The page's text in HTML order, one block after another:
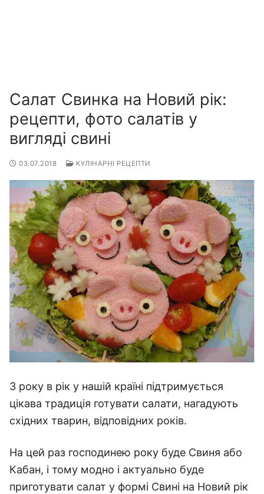
Салат Свинка на Новий рік:
рецепти, фото салатів у
вигляді свині
03.07.2018 КУЛІНАРНІ РЕЦЕПТИ
З року в рік у нашій країні підтримується
цікава традиція готувати салати, нагадують
східних тварин, відповідних років.
На цей раз господинею року буде Свиня або
Кабан, і тому модно і актуально буде
приготувати салат у формі Свині на Новий рік